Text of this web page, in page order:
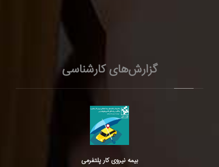
گزارش‌های کارشناسی
بیمه نیروی کار پلتفرمی